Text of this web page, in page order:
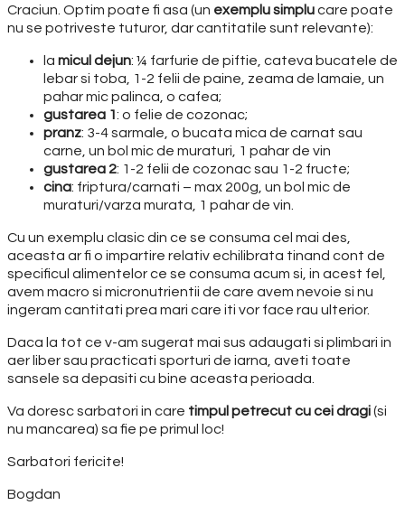
Craciun. Optim poate fi asa (un exemplu simplucare poate
nu se potriveste tuturor, dar cantitatile sunt relevante):
la micul dejun: ¼ farfurie de piftie, cateva bucatele de
lebar si toba, 1-2 felii de paine, zeama de lamaie, un
pahar mic palinca, o cafea;
gustarea 1: o felie de cozonac;
pranz: 3-4 sarmale, o bucata mica de carnat sau
carne, un bol mic de muraturi, 1 pahar de vin
gustarea 2: 1-2 felii de cozonac sau 1-2 fructe;
cina: friptura/carnati – max 200g, un bol mic de
muraturi/varza murata, 1 pahar de vin.
Cu un exemplu clasic din ce se consuma cel mai des,
aceasta ar fi o impartire relativ echilibrata tinand cont de
specificul alimentelor ce se consuma acum si, in acest fel,
avem macro si micronutrientii de care avem nevoie si nu
ingeram cantitati prea mari care iti vor face rau ulterior.
Daca la tot ce v-am sugerat mai sus adaugati si plimbari in
aer liber sau practicati sporturi de iarna, aveti toate
sansele sa depasiti cu bine aceasta perioada.
Va doresc sarbatori in care timpul petrecut cu cei dragi(si
nu mancarea) sa fie pe primul loc!
Sarbatori fericite!
Bogdan